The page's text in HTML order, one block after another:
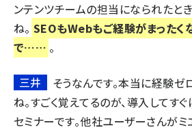
ンテンツチームの担当になられたとき
ね。 SEOもWebもご経験がまったく
で…… 。
三井
そうなんです。本当に経験ゼ
ね。すごく覚えてるのが、導入してす
セミナーです。他社ユーザーさんが